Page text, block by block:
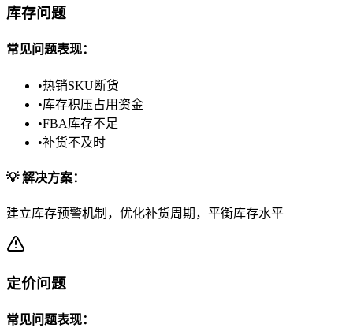
库存问题
常见问题表现：
•热销SKU断货
•库存积压占用资金
•FBA库存不足
•补货不及时
💡 解决方案：
建立库存预警机制，优化补货周期，平衡库存水平
定价问题
常见问题表现：